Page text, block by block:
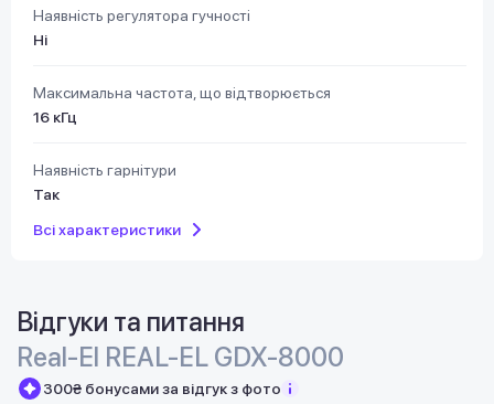
Наявність регулятора гучності
Ні
Максимальна частота, що відтворюється
16 кГц
Наявність гарнітури
Так
Всі характеристики
Відгуки та питання
Real-El REAL-EL GDX-8000
300₴ бонусами за відгук з фото